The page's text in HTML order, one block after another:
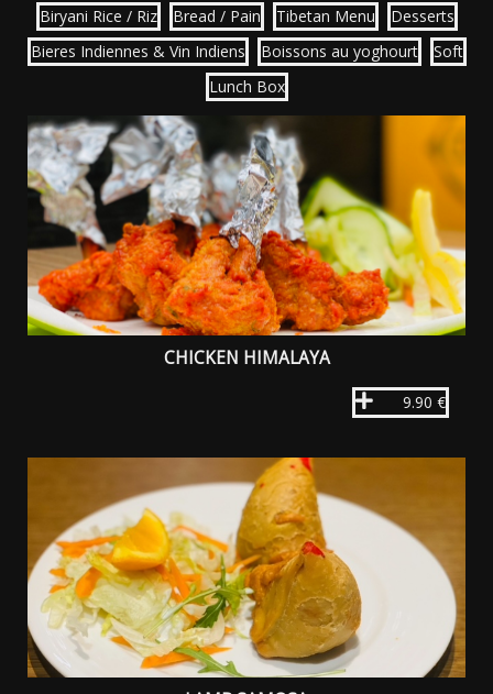
Biryani Rice / Riz
Bread / Pain Tibetan Menu
Desserts
Bieres Indiennes & Vin Indiens
Boissons au yoghourt
Soft
Lunch Box
CHICKEN HIMALAYA
9.90 €